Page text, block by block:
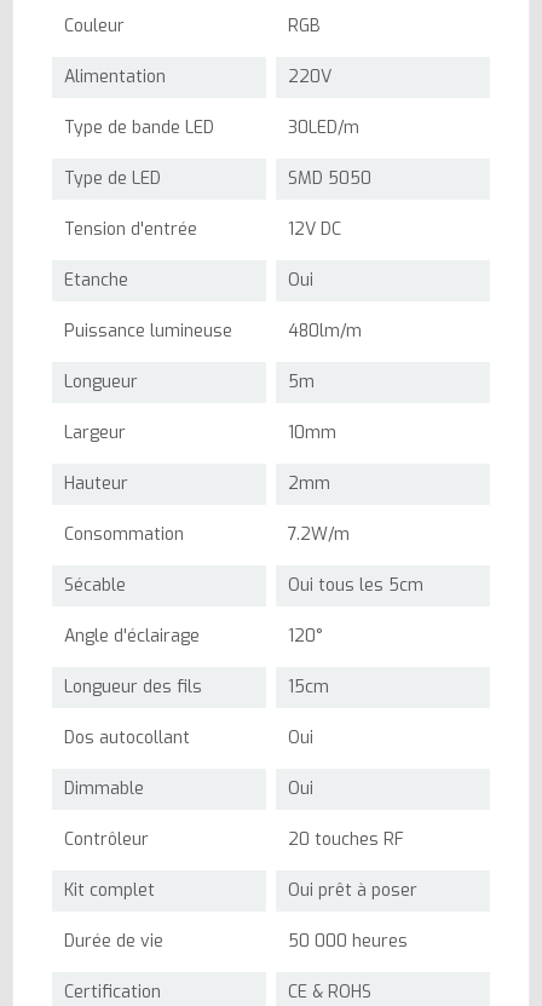
Couleur RGB
Alimentation 220V
Type de bande LED 30LED/m
Type de LED SMD 5050
Tension d'entrée 12V DC
Etanche Oui
Puissance lumineuse 480lm/m
Longueur 5m
Largeur 10mm
Hauteur 2mm
Consommation 7.2W/m
Sécable Oui tous les 5cm
Angle d'éclairage 120°
Longueur des fils 15cm
Dos autocollant Oui
Dimmable Oui
Contrôleur 20 touches RF
Kit complet Oui prêt à poser
Durée de vie 50 000 heures
Certification CE & ROHS